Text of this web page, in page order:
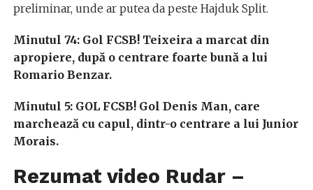
preliminar, unde ar putea da peste Hajduk Split.
Minutul 74: Gol FCSB! Teixeira a marcat din
apropiere, după o centrare foarte bună a lui
Romario Benzar.
Minutul 5: GOL FCSB! Gol Denis Man, care
marchează cu capul, dintr-o centrare a lui Junior
Morais.
Rezumat video Rudar –